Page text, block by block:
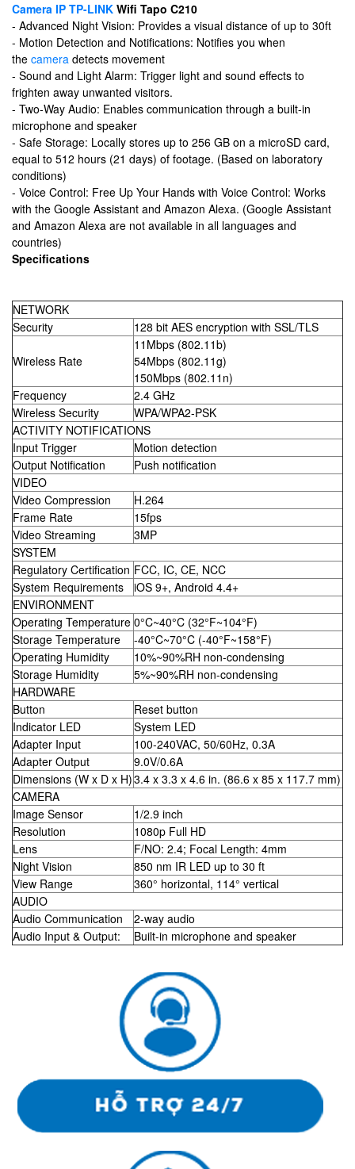
Camera IP TP-LINK Wifi Tapo C210
- Advanced Night Vision: Provides a visual distance of up to 30ft
- Motion Detection and Notifications: Notifies you when
the camera detects movement
- Sound and Light Alarm: Trigger light and sound effects to
frighten away unwanted visitors.
- Two-Way Audio: Enables communication through a built-in
microphone and speaker
- Safe Storage: Locally stores up to 256 GB on a microSD card,
equal to 512 hours (21 days) of footage. (Based on laboratory
conditions)
- Voice Control: Free Up Your Hands with Voice Control: Works
with the Google Assistant and Amazon Alexa. (Google Assistant
and Amazon Alexa are not available in all languages and
countries)
Specifications
NETWORK
Security
128 bit AES encryption with SSL/TLS
Wireless Rate
11Mbps (802.11b)
54Mbps (802.11g)
150Mbps (802.11n)
Frequency
2.4 GHz
Wireless Security
WPA/WPA2-PSK
ACTIVITY NOTIFICATIONS
Input Trigger
Motion detection
Output Notification
Push notification
VIDEO
Video Compression
H.264
Frame Rate
15fps
Video Streaming
3MP
SYSTEM
Regulatory Certification FCC, IC, CE, NCC
System Requirements
iOS 9+, Android 4.4+
ENVIRONMENT
Operating Temperature 0°C~40°C (32°F~104°F)
Storage Temperature
-40°C~70°C (-40°F~158°F)
Operating Humidity
10%~90%RH non-condensing
Storage Humidity
5%~90%RH non-condensing
HARDWARE
Button
Reset button
Indicator LED
System LED
Adapter Input
100-240VAC, 50/60Hz, 0.3A
Adapter Output
9.0V/0.6A
Dimensions (W x D x H)3.4 x 3.3 x 4.6 in. (86.6 x 85 x 117.7 mm)
CAMERA
Image Sensor
1/2.9 inch
Resolution
1080p Full HD
Lens
F/NO: 2.4; Focal Length: 4mm
Night Vision
850 nm IR LED up to 30 ft
View Range
360° horizontal, 114° vertical
AUDIO
Audio Communication
2-way audio
Audio Input & Output:
Built-in microphone and speaker